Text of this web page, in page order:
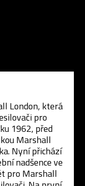
London, která
pro
1962, před
Marshall
Nyní přichází
nadšence ve
pro Marshall